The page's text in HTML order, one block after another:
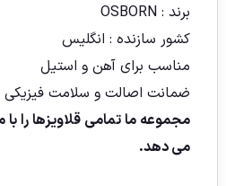
برند : OSBORN
کشور سازنده : انگلیس
مناسب برای آهن و استیل
ضمانت اصالت و سلامت فیزیکی
مجموعه ما تمامی قلاویزها را با
می دهد.